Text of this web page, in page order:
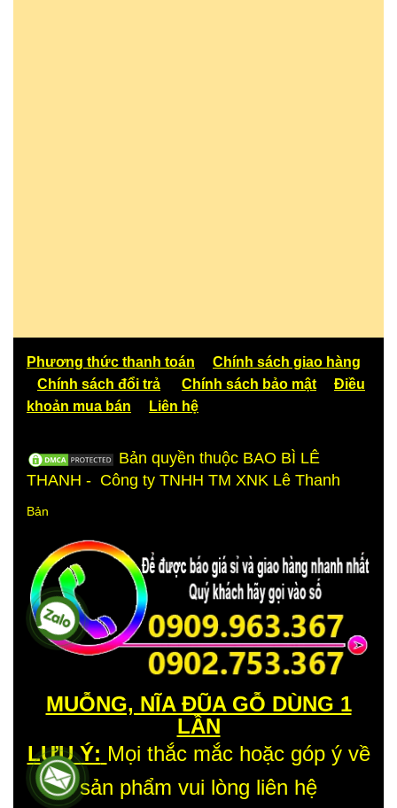
Phương thức thanh toán
Chính sách giao hàng
Chính sách đổi trả
Chính sách bảo mật
Điều
khoản mua bán
Liên hệ
Bản quyền thuộc BAO BÌ LÊ
THANH - Công ty TNHH TM XNK Lê Thanh
Bản
LƯU Ý: Mọi thắc mắc hoặc góp ý về
sản phẩm vui lòng liên hệ